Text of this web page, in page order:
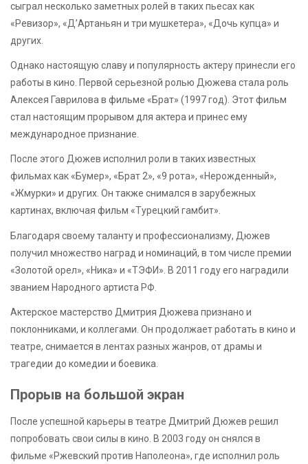
сыграл несколько заметных ролей в таких пьесах как
«Ревизор», «Д’Артаньян и три мушкетера», «Дочь купца» и
других.
Однако настоящую славу и популярность актеру принесли его
работы в кино. Первой серьезной ролью Дюжева стала роль
Алексея Гаврилова в фильме «Брат» (1997 год). Этот фильм
стал настоящим прорывом для актера и принес ему
международное признание.
После этого Дюжев исполнил роли в таких известных
фильмах как «Бумер», «Брат 2», «9 рота», «Нерожденный»,
«Жмурки» и других. Он также снимался в зарубежных
картинах, включая фильм «Турецкий гамбит».
Благодаря своему таланту и профессионализму, Дюжев
получил множество наград и номинаций, в том числе премии
«Золотой орел», «Ника» и «ТЭФИ». В 2011 году его наградили
званием Народного артиста РФ.
Актерское мастерство Дмитрия Дюжева признано и
поклонниками, и коллегами. Он продолжает работать в кино и
театре, снимается в лентах разных жанров, от драмы и
трагедии до комедии и боевика.
Прорыв на большой экран
После успешной карьеры в театре Дмитрий Дюжев решил
попробовать свои силы в кино. В 2003 году он снялся в
фильме «Ржевский против Наполеона», где исполнил роль